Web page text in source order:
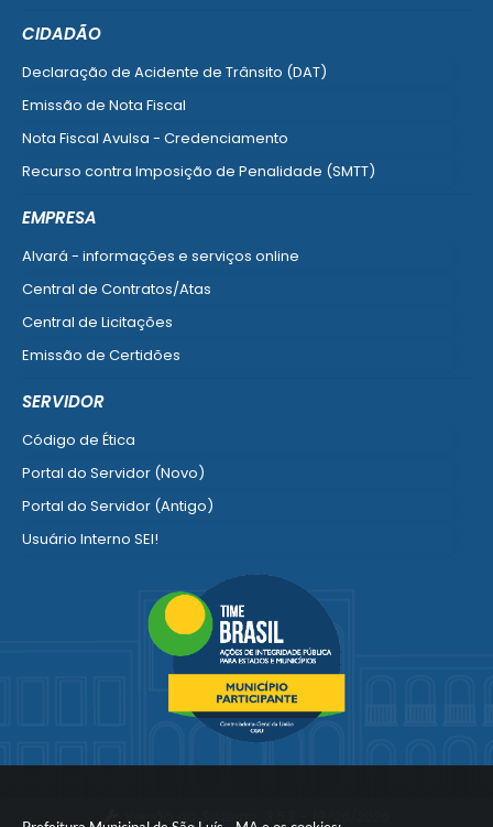
CIDADÃO
Declaração de Acidente de Trânsito (DAT)
Emissão de Nota Fiscal
Nota Fiscal Avulsa - Credenciamento
Recurso contra Imposição de Penalidade (SMTT)
EMPRESA
Alvará - informações e serviços online
Central de Contratos/Atas
Central de Licitações
Emissão de Certidões
SERVIDOR
Código de Ética
Portal do Servidor (Novo)
Portal do Servidor (Antigo)
Usuário Interno SEI!
Portal do Segurado
Manual de Gestão Patrimonial
Ver mais serviços para o Servidor